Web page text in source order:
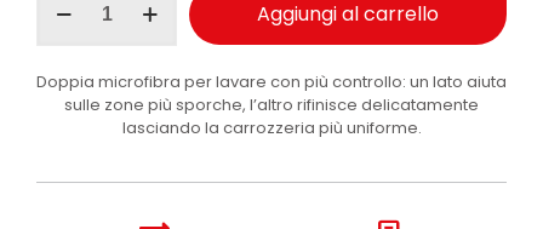
Fra
lavaggio
auto
pz
Aggiungi al carrello
Doppia microfibra per lavare con più controllo: un lato aiuta
sulle zone più sporche, l’altro rifinisce delicatamente
lasciando la carrozzeria più uniforme.